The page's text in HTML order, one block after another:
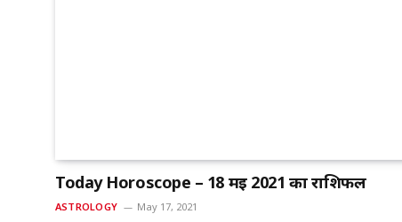
Today Horoscope – 18 मई 2021 का राशिफल
ASTROLOGY May 17, 2021